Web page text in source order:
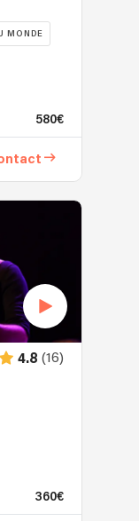
MONDE
580€
4.8 (16)
360€